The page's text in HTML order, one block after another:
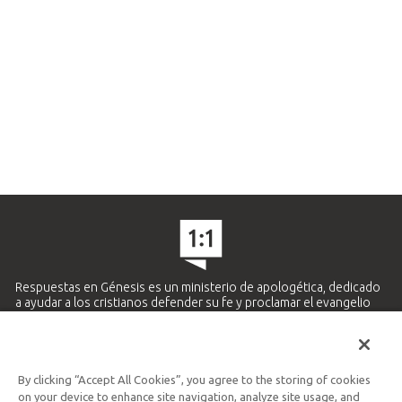
Respuestas en Génesis es un ministerio de apologética, dedicado
a ayudar a los cristianos defender su fe y proclamar el evangelio
Ministerio Hispano y Latinoamericano
By clicking “Accept All Cookies”, you agree to the storing of cookies
on your device to enhance site navigation, analyze site usage, and